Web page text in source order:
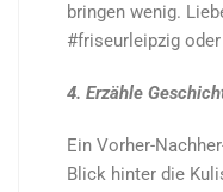
bringen wenig.
#friseurleipzig
4. Erzähle
Ein Vorher-
Blick hinter die